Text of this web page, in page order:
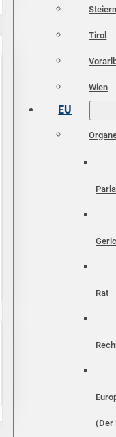
Tirol
Wien
EU
Rat
(Der